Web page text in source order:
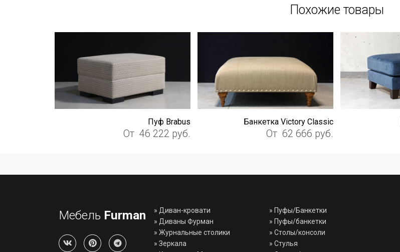
Похожие товары
Пуф Brabus
От 46 222 руб.
Банкетка Victory Classic
От 62 666 руб.
» Диван-кровати
» Диваны Фурман
» Журнальные столики
» Зеркала
» Пуфы/Банкетки
» Пуфы/банкетки
» Столы/консоли
» Стулья
Мебель Furman